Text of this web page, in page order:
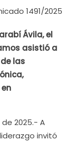
1491/2025
Ávila, el
asistió a
las
2025.- A
invitó